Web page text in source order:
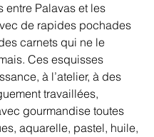
entre Palavas et les
de rapides pochades
carnets qui ne le
Ces esquisses
à l’atelier, à des
travaillées,
gourmandise toutes
aquarelle, pastel, huile,